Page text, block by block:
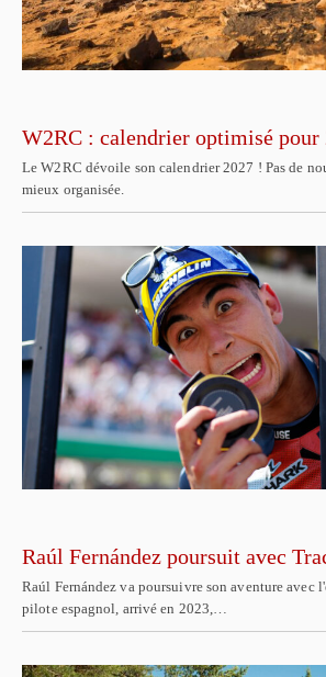
W2RC : calendrier optimisé pour
Le W2RC dévoile son calendrier 2027 ! Pas de
mieux organisée.
Raúl Fernández poursuit avec
Raúl Fernández va poursuivre son aventure avec
pilote espagnol, arrivé en 2023,…